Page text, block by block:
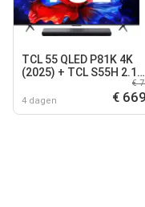
TCL 55 QLED P81K 4K
(2025) + TCL S55H 2.1
4 dagen
€
€